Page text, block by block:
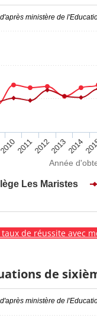
Année
ministère de
Les Maristes
20102011201220132014
taux de réussite avec
de
ministère de